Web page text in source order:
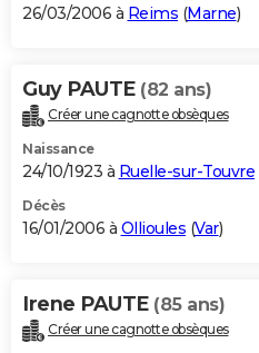
26/03/2006 à Reims (Marne)
Guy PAUTE (82 ans)
Créer une cagnotte obsèques
Naissance
24/10/1923 à Ruelle-sur-Touvre
Décès
16/01/2006 à Ollioules (Var)
Irene PAUTE (85 ans)
Créer une cagnotte obsèques